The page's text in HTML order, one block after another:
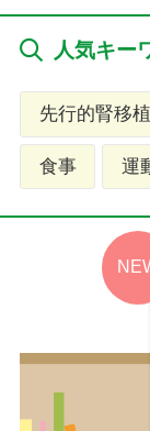
人気キー
先行的腎移植
食事 運